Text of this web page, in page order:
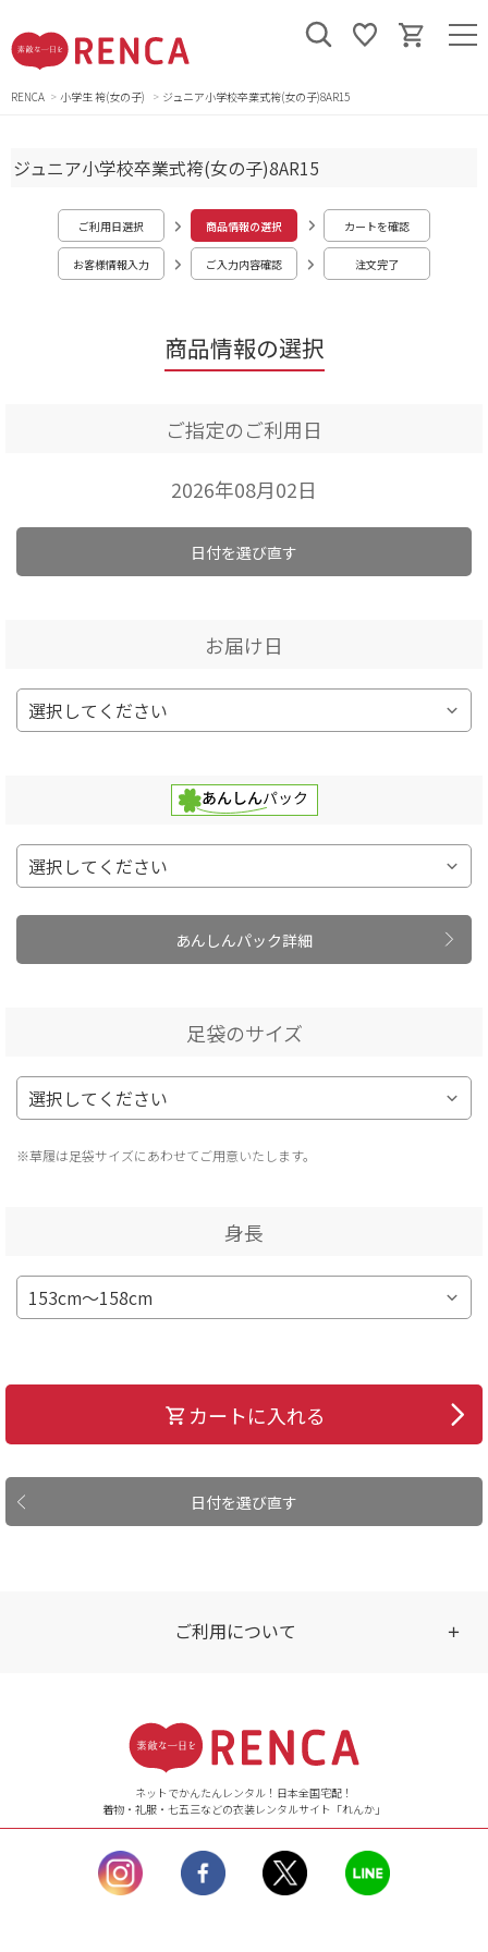
RENCA 小学生 袴(女の子) ジュニア小学校卒業式袴(女の子)8AR15
商品情報の選択
ジュニア小学校卒業式袴(女の子)8AR15
ご利用日選択 商品情報の選択 カートを確認
お客様情報入力 ご入力内容確認 注文完了
ご指定のご利用日
2026年08月02日
日付を選び直す
お届け日
あんしんパック詳細
足袋のサイズ
※草履は足袋サイズにあわせてご用意いたします。
身長
日付を選び直す
カートに入れる
ご利用について
【ご注文（インターネット）】
24時間年中無休
【お問い合わせ窓口（メー
ル）】10:00~17:00
土曜日、日曜日、臨
時休業日を除く。
営業時間外にいただ
ネットでかんたんレンタル！日本全国宅配！
着物・礼服・七五三などの衣装レンタルサイト「れんか」